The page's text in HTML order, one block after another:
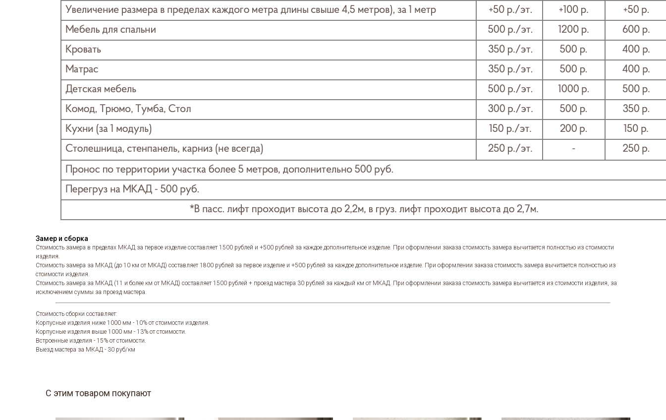
Замер и сборка
Стоимость замера в пределах МКАД за первое изделие составляет 1500 рублей и +500 рублей за каждое дополнительное изделие. При оформлении заказа стоимость замера вычитается полностью из стоимости
изделия.
Стоимость замера за МКАД (до 10 км от МКАД) составляет 1800 рублей за первое изделие и +500 рублей за каждое дополнительное изделие. При оформлении заказа стоимость замера вычитается полностью из
стоимости изделия.
Стоимость замера за МКАД (11 и более км от МКАД) составляет 1500 рублей + проезд мастера 30 рублей за каждый км от МКАД. При оформлении заказа стоимость замера вычитается из стоимости изделия, за
исключением суммы за проезд мастера.
Стоимость сборки составляет:
Корпусные изделия ниже 1000 мм - 10% от стоимости изделия.
Корпусные изделия выше 1000 мм - 13% от стоимости.
Встроенные изделия - 15% от стоимости.
Выезд мастера за МКАД - 30 руб/км
С этим товаром покупают